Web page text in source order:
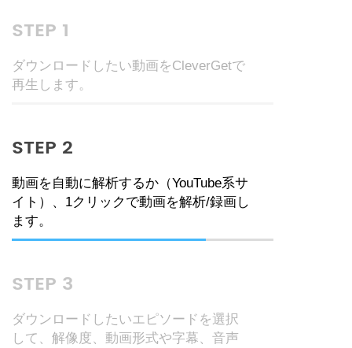
STEP 1
ダウンロードしたい動画をCleverGetで
再生します。
STEP 2
動画を自動に解析するか（YouTube系サ
イト）、1クリックで動画を解析/録画し
ます。
STEP 3
ダウンロードしたいエピソードを選択
して、解像度、動画形式や字幕、音声